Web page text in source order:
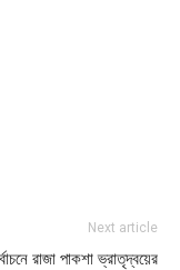
Next article
রাজা পাকশা ভ্রাতৃদ্বয়ের